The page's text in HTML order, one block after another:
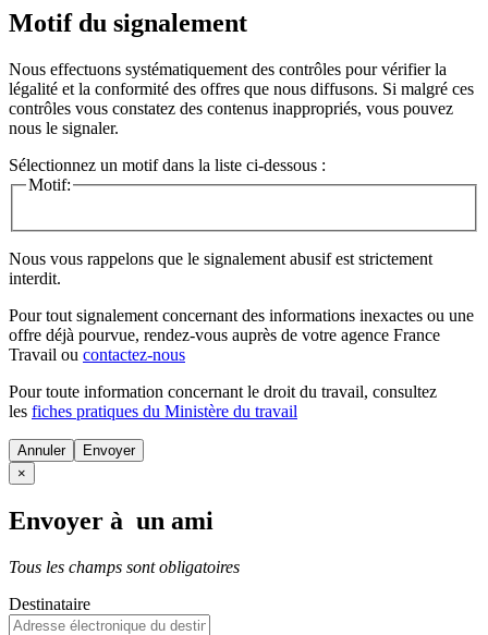
Motif du signalement
Nous effectuons systématiquement des contrôles pour vérifier la
légalité et la conformité des offres que nous diffusons. Si malgré ces
contrôles vous constatez des contenus inappropriés, vous pouvez
nous le signaler.
Sélectionnez un motif dans la liste ci-dessous :
Motif:
Nous vous rappelons que le signalement abusif est strictement
interdit.
Pour tout signalement concernant des informations inexactes ou une
offre déjà pourvue, rendez-vous auprès de votre agence France
Travail ou contactez-nous
Pour toute information concernant le droit du travail, consultez
les fiches pratiques du Ministère du travail
Annuler
×
Envoyer à un ami
Tous les champs sont obligatoires
Destinataire